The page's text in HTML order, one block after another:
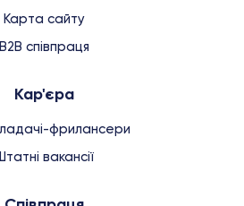
Карта сайту
B2B співпраця
Кар'єра
фрилансери
вакансії